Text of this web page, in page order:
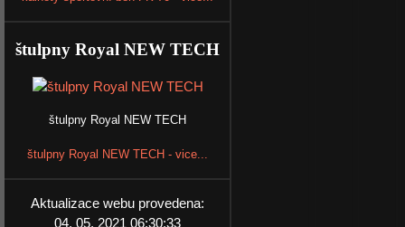
štulpny Royal NEW TECH
štulpny Royal NEW TECH
štulpny Royal NEW TECH - vice...
Aktualizace webu provedena:
04. 05. 2021 06:30:33